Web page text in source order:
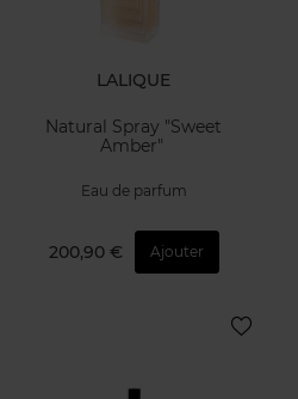
LALIQUE
Natural Spray "Sweet
Amber"
Eau de parfum
200,90 € Ajouter